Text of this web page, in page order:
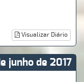
Visualizar Diário
junho de 2017